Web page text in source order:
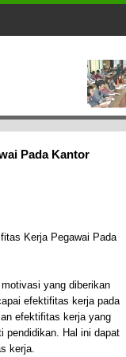
Pada Kantor
Kerja Pegawai Pada
yang diberikan
efektifitas kerja pada
efektifitas kerja yang
pendidikan. Hal ini dapat
kerja.